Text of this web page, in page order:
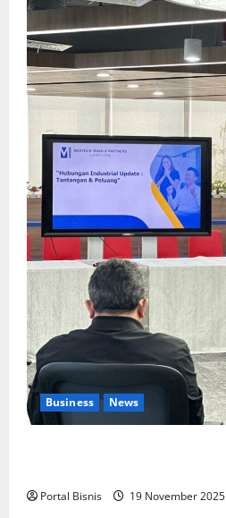
Business News
Portal Bisnis 19 November 2025